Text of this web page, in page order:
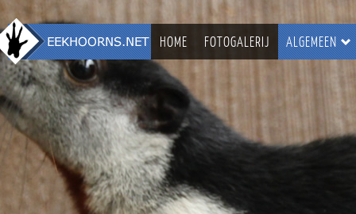
HOME FOTOGALERIJ ALGEMEEN